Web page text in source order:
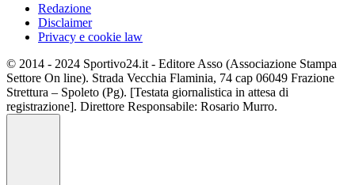
Redazione
Disclaimer
Privacy e cookie law
© 2014 - 2024 Sportivo24.it - Editore Asso (Associazione Stampa
Settore On line). Strada Vecchia Flaminia, 74 cap 06049 Frazione
Strettura – Spoleto (Pg). [Testata giornalistica in attesa di
registrazione]. Direttore Responsabile: Rosario Murro.